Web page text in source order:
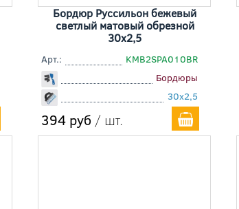
Бордюр Руссильон бежевый
светлый матовый обрезной
30x2,5
Арт.:
KMB2SPA010BR
Бордюры
30x2,5
394 руб / шт.